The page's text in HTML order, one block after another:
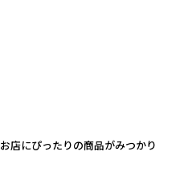
お店にぴったりの商品がみつかり